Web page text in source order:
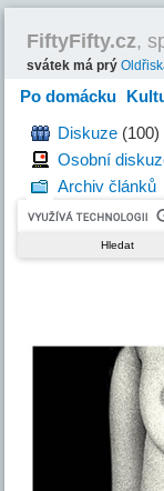
FiftyFifty.cz,
svátek má prý
Po domácku
HravěDiskuze (100)
Osobní
Archiv článků